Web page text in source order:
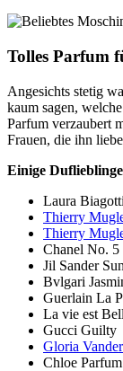
Tolles Parfum
Angesichts stetig
kaum sagen,
Parfum verzaubert
Frauen, die ihn
Einige
Laura
Thierry
Thierry
Chanel No. 5
Jil Sander Sun
Bvlgari
Guerlain La
La vie est
Gucci Guilty
Gloria
Chloe Parfum